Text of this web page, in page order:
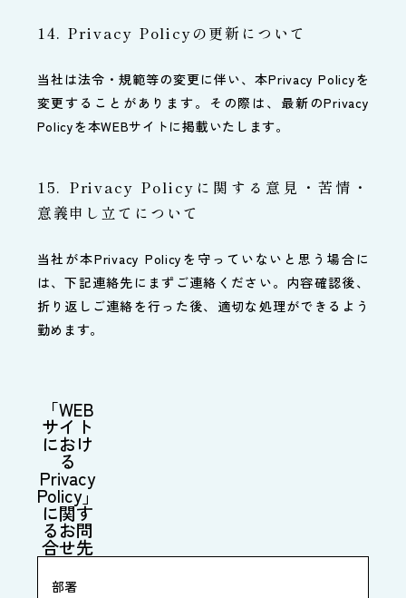
14. Privacy Policyの更新について
当社は法令・規範等の変更に伴い、本Privacy Policyを
変更することがあります。その際は、最新のPrivacy
Policyを本WEBサイトに掲載いたします。
15. Privacy Policyに関する意見・苦情・
意義申し立てについて
当社が本Privacy Policyを守っていないと思う場合に
は、下記連絡先にまずご連絡ください。内容確認後、
折り返しご連絡を行った後、適切な処理ができるよう
勤めます。
「WEB
サイト
におけ
る
Privacy
Policy」
に関す
るお問
合せ先
部署